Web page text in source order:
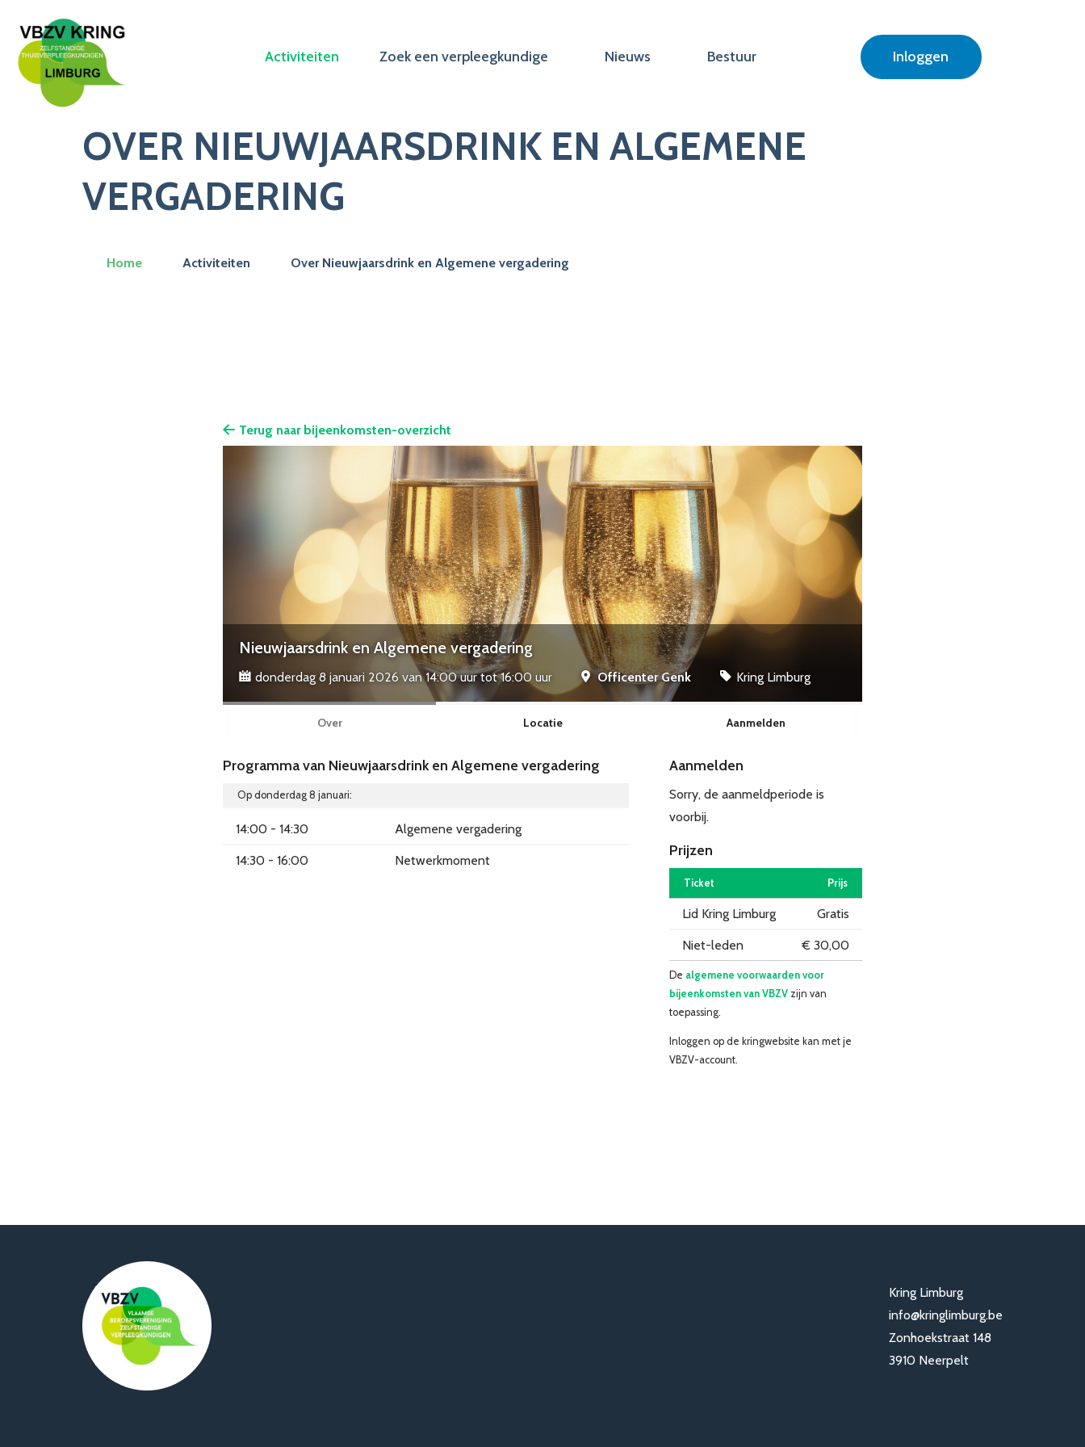
Activiteiten Zoek een verpleegkundige Nieuws Bestuur Inloggen
OVER NIEUWJAARSDRINK EN ALGEMENE
VERGADERING
Home Activiteiten Over Nieuwjaarsdrink en Algemene vergadering
Terug naar bijeenkomsten-overzicht
Nieuwjaarsdrink en Algemene vergadering
donderdag 8 januari 2026 van 14:00 uur tot 16:00 uur Officenter Genk Kring Limburg
Over Locatie Aanmelden
Programma van Nieuwjaarsdrink en Algemene vergadering
Op donderdag 8 januari:
14:00 - 14:30 Algemene vergadering
14:30 - 16:00 Netwerkmoment
Aanmelden
Sorry, de aanmeldperiode is
voorbij.
Prijzen
Ticket Prijs
Lid Kring Limburg Gratis
Niet-leden € 30,00
De algemene voorwaarden voor
bijeenkomsten van VBZV zijn van
toepassing.
Inloggen op de kringwebsite kan met je
VBZV-account.
Kring Limburg
info@kringlimburg.be
Zonhoekstraat 148
3910 Neerpelt